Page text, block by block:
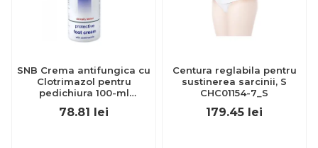
SNB Crema antifungica cu
Clotrimazol pentru
pedichiura 100-ml
EXL359_918
78.81 lei
Centura reglabila pentru
sustinerea sarcinii, S
CHC01154-7_S
179.45 lei